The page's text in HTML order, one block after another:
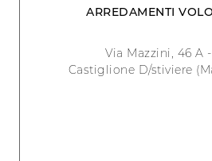
ARREDAMENTI
Via Mazzini, 46 A
Castiglione D/stiviere